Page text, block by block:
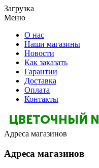
Загрузка
Меню
О нас
Наши магазины
Новости
Как заказать
Гарантии
Доставка
Оплата
Контакты
Адреса магазинов
Адреса магазинов